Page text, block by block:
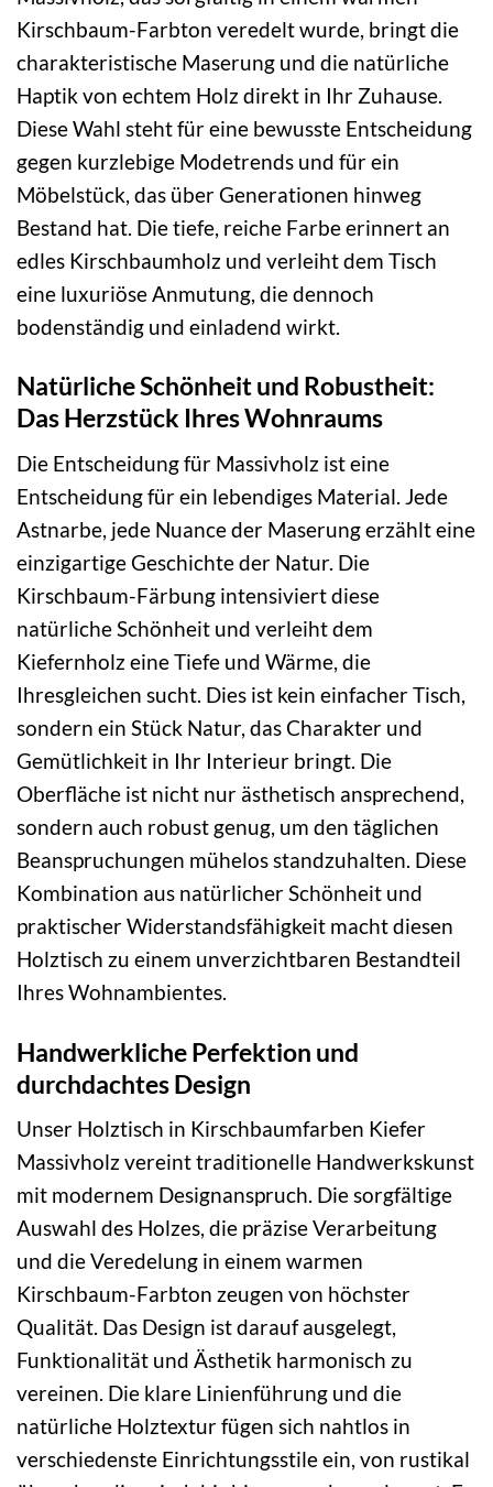
Kirschbaum-Farbton veredelt wurde, bringt die
charakteristische Maserung und die natürliche
Haptik von echtem Holz direkt in Ihr Zuhause.
Diese Wahl steht für eine bewusste Entscheidung
gegen kurzlebige Modetrends und für ein
Möbelstück, das über Generationen hinweg
Bestand hat. Die tiefe, reiche Farbe erinnert an
edles Kirschbaumholz und verleiht dem Tisch
eine luxuriöse Anmutung, die dennoch
bodenständig und einladend wirkt.
Natürliche Schönheit und Robustheit:
Das Herzstück Ihres Wohnraums
Die Entscheidung für Massivholz ist eine
Entscheidung für ein lebendiges Material. Jede
Astnarbe, jede Nuance der Maserung erzählt eine
einzigartige Geschichte der Natur. Die
Kirschbaum-Färbung intensiviert diese
natürliche Schönheit und verleiht dem
Kiefernholz eine Tiefe und Wärme, die
Ihresgleichen sucht. Dies ist kein einfacher Tisch,
sondern ein Stück Natur, das Charakter und
Gemütlichkeit in Ihr Interieur bringt. Die
Oberfläche ist nicht nur ästhetisch ansprechend,
sondern auch robust genug, um den täglichen
Beanspruchungen mühelos standzuhalten. Diese
Kombination aus natürlicher Schönheit und
praktischer Widerstandsfähigkeit macht diesen
Holztisch zu einem unverzichtbaren Bestandteil
Ihres Wohnambientes.
Handwerkliche Perfektion und
durchdachtes Design
Unser Holztisch in Kirschbaumfarben Kiefer
Massivholz vereint traditionelle Handwerkskunst
mit modernem Designanspruch. Die sorgfältige
Auswahl des Holzes, die präzise Verarbeitung
und die Veredelung in einem warmen
Kirschbaum-Farbton zeugen von höchster
Qualität. Das Design ist darauf ausgelegt,
Funktionalität und Ästhetik harmonisch zu
vereinen. Die klare Linienführung und die
natürliche Holztextur fügen sich nahtlos in
verschiedenste Einrichtungsstile ein, von rustikal